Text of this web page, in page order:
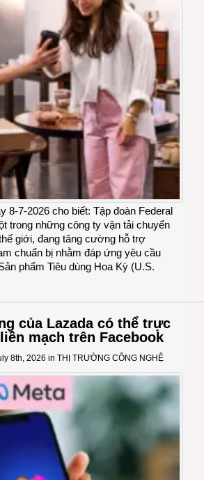
8-7-2026 cho biết: Tập đoàn Federal
trong những công ty vận tải chuyển
giới, đang tăng cường hỗ trợ
chuẩn bị nhằm đáp ứng yêu cầu
phẩm Tiêu dùng Hoa Kỳ (U.S.
của Lazada có thể trực
mạch trên Facebook
8th, 2026 in THỊ TRƯỜNG CÔNG NGHỆ